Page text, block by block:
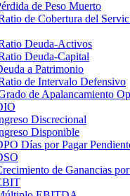
de Peso Muerto
de Cobertura del
Deuda-Activos
Deuda-Capital
a Patrimonio
de Intervalo Defensivo
de Apalancamiento
Discrecional
Disponible
Días por Pagar
de Ganancias